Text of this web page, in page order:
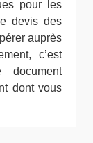
pour les
devis des
auprès
c’est
document
dont vous